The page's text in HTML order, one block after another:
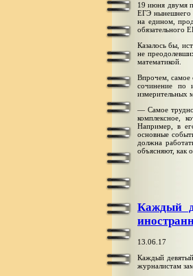
19 июня двумя
ЕГЭ нынешнего
на едином,
обязательного
Казалось бы,
не
математикой.
Впрочем, самое
сочинение по
измерительных
— Самое
комплексное,
Например, в
основные
должна
объясняют, как
Каждый
13.06.17
Каждый
журналистам